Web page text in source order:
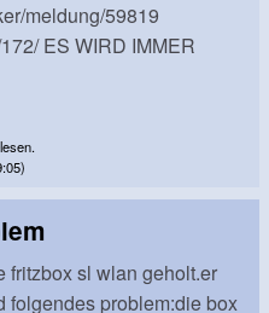
meldung/59819
ES WIRD IMMER
fritzbox sl wlan geholt.er
folgendes problem:die box